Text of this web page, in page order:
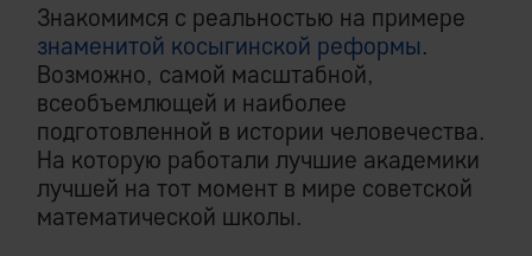
Знакомимся с реальностью на примере
знаменитой косыгинской реформы.
Возможно, самой масштабной,
всеобъемлющей и наиболее
подготовленной в истории человечества.
На которую работали лучшие академики
лучшей на тот момент в мире советской
математической школы.